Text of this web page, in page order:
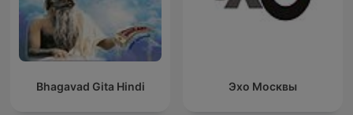
Bhagavad Gita Hindi Эхо Москвы